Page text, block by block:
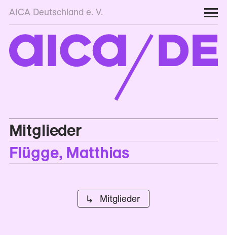
AICA Deutschland e. V.
Mitglieder
Flügge, Matthias
↳ Mitglieder